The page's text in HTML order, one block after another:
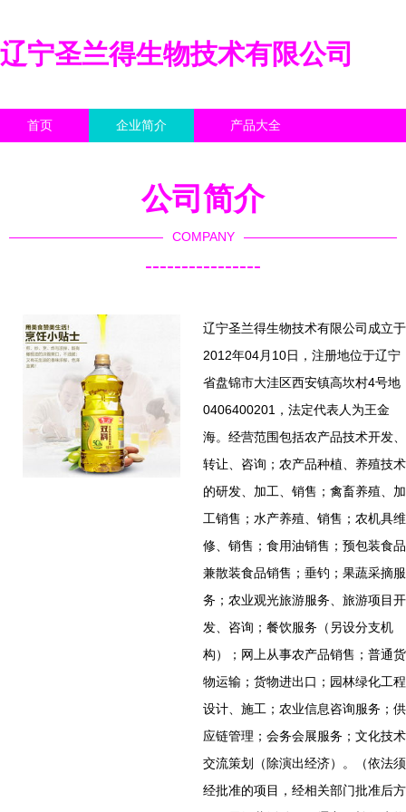
辽宁圣兰得生物技术有限公司
首页 企业简介 产品大全
公司简介
COMPANY
----------------
辽宁圣兰得生物技术有限公司成立于
2012年04月10日，注册地位于辽宁
省盘锦市大洼区西安镇高坎村4号地
0406400201，法定代表人为王金
海。经营范围包括农产品技术开发、
转让、咨询；农产品种植、养殖技术
的研发、加工、销售；禽畜养殖、加
工销售；水产养殖、销售；农机具维
修、销售；食用油销售；预包装食品
兼散装食品销售；垂钓；果蔬采摘服
务；农业观光旅游服务、旅游项目开
发、咨询；餐饮服务（另设分支机
构）；网上从事农产品销售；普通货
物运输；货物进出口；园林绿化工程
设计、施工；农业信息咨询服务；供
应链管理；会务会展服务；文化技术
交流策划（除演出经济）。（依法须
经批准的项目，经相关部门批准后方